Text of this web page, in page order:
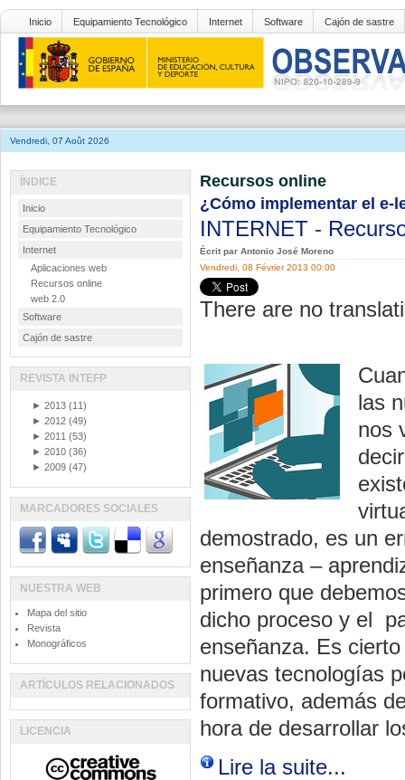
Inicio Equipamiento Tecnológico Internet Software Cajón de sastre
Vendredi, 07 Août 2026
Recursos online
¿Cómo implementar el e-
INTERNET -
Écrit par Antonio José Moreno
Vendredi, 08 Février 2013 00:00
There are no
las
nos
demostrado, es un
enseñanza –
primero que
dicho proceso y el
enseñanza. Es
nuevas tecnologías
formativo, además
hora de desarrollar
Lire la suite...
ÍNDICE
Inicio
Equipamiento Tecnológico
Internet
Aplicaciones web
Recursos online
web 2.0
Software
Cajón de sastre
REVISTA INTEFP
► 2013 (11)
► 2012 (49)
► 2011 (53)
► 2010 (36)
► 2009 (47)
MARCADORES SOCIALES
NUESTRA WEB
Mapa del sitio
Revista
Monográficos
ARTÍCULOS RELACIONADOS
LICENCIA